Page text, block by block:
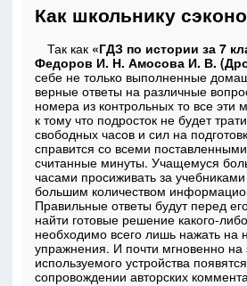
Как школьнику
Так как «ГДЗ по истории за 7
Федоров И. Н. Амосова И. В.
себе не только выполненные
верные ответы на различные
номера из контрольных то все эти
к тому что подросток не будет
свободных часов и сил на
справится со всеми
считанные минуты. Учащемуся
часами просиживать за
большим количеством
Правильные ответы будут перед
найти готовые решение какого-
необходимо всего лишь нажать на
упражнения. И почти мгновенно на
используемого устройства
сопровождении авторских